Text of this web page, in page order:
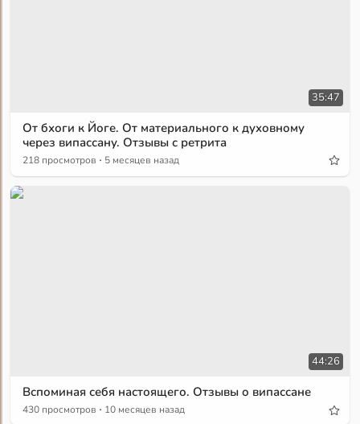
35:47
От бхоги к Йоге. От материального к духовному
через випассану. Отзывы с ретрита
218 просмотров · 5 месяцев назад
44:26
Вспоминая себя настоящего. Отзывы о випассане
430 просмотров · 10 месяцев назад